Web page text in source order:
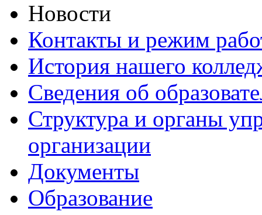
Новости
Контакты и режим
История нашего
Сведения об
Структура и органы
организации
Документы
Образование